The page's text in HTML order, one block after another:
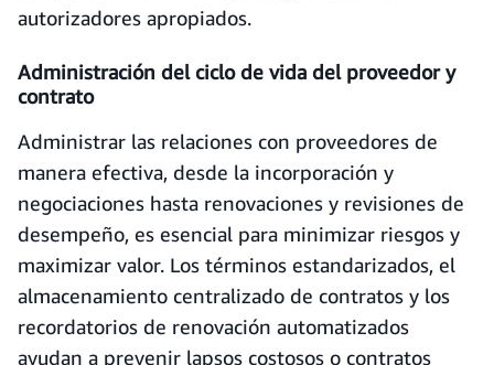
autorizadores apropiados.
Administración del ciclo de vida del proveedor y
contrato
Administrar las relaciones con proveedores de
manera efectiva, desde la incorporación y
negociaciones hasta renovaciones y revisiones de
desempeño, es esencial para minimizar riesgos y
maximizar valor. Los términos estandarizados, el
almacenamiento centralizado de contratos y los
recordatorios de renovación automatizados
ayudan a prevenir lapsos costosos o contratos